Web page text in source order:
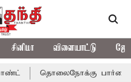
சினிமா விளையாட்டு
தொலைநோக்கு பார்வையுடன்